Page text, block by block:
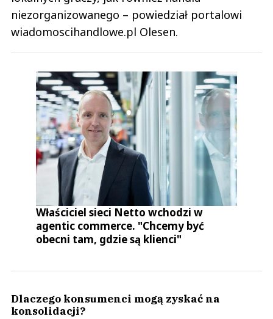
niezorganizowanego – powiedział portalowi
wiadomoscihandlowe.pl Olesen.
Właściciel sieci Netto wchodzi w
agentic commerce. "Chcemy być
obecni tam, gdzie są klienci"
Dlaczego konsumenci mogą zyskać na
konsolidacji?